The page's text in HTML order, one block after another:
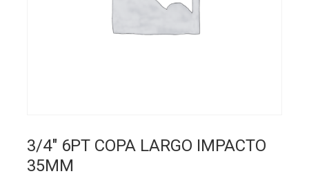
3/4″ 6PT COPA LARGO IMPACTO
35MM